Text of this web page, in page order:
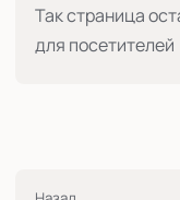
Так страница
для посетителей